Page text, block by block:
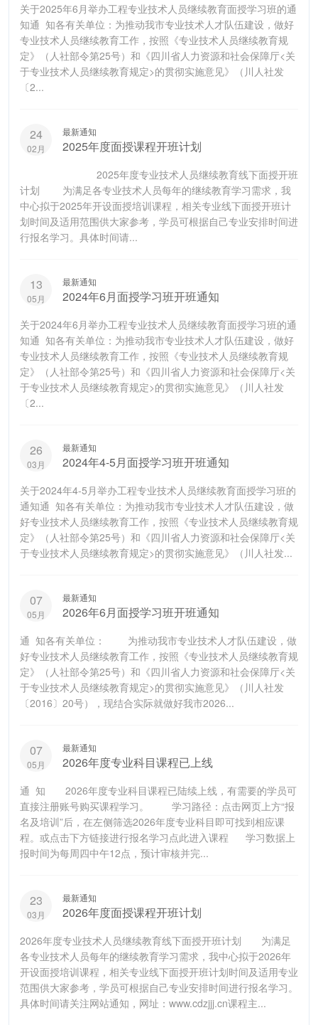
关于2025年6月举办工程专业技术人员继续教育面授学习班的通
知通 知各有关单位：为推动我市专业技术人才队伍建设，做好
专业技术人员继续教育工作，按照《专业技术人员继续教育规
定》（人社部令第25号）和《四川省人力资源和社会保障厅<关
于专业技术人员继续教育规定>的贯彻实施意见》（川人社发
〔2...
24
02月
最新通知
2025年度面授课程开班计划
2025年度专业技术人员继续教育线下面授开班
计划 为满足各专业技术人员每年的继续教育学习需求，我
中心拟于2025年开设面授培训课程，相关专业线下面授开班计
划时间及适用范围供大家参考，学员可根据自己专业安排时间进
行报名学习。具体时间请...
13
05月
最新通知
2024年6月面授学习班开班通知
关于2024年6月举办工程专业技术人员继续教育面授学习班的通
知通 知各有关单位：为推动我市专业技术人才队伍建设，做好
专业技术人员继续教育工作，按照《专业技术人员继续教育规
定》（人社部令第25号）和《四川省人力资源和社会保障厅<关
于专业技术人员继续教育规定>的贯彻实施意见》（川人社发
〔2...
26
03月
最新通知
2024年4-5月面授学习班开班通知
关于2024年4-5月举办工程专业技术人员继续教育面授学习班的
通知通 知各有关单位：为推动我市专业技术人才队伍建设，做
好专业技术人员继续教育工作，按照《专业技术人员继续教育规
定》（人社部令第25号）和《四川省人力资源和社会保障厅<关
于专业技术人员继续教育规定>的贯彻实施意见》（川人社发...
07
05月
最新通知
2026年6月面授学习班开班通知
通 知各有关单位： 为推动我市专业技术人才队伍建设，做
好专业技术人员继续教育工作，按照《专业技术人员继续教育规
定》（人社部令第25号）和《四川省人力资源和社会保障厅<关
于专业技术人员继续教育规定>的贯彻实施意见》（川人社发
〔2016〕20号），现结合实际就做好我市2026...
07
05月
最新通知
2026年度专业科目课程已上线
通 知 2026年度专业科目课程已陆续上线，有需要的学员可
直接注册账号购买课程学习。 学习路径：点击网页上方“报
名及培训”后，在左侧筛选2026年度专业科目即可找到相应课
程。或点击下方链接进行报名学习点此进入课程 学习数据上
报时间为每周四中午12点，预计审核并完...
23
03月
最新通知
2026年度面授课程开班计划
2026年度专业技术人员继续教育线下面授开班计划 为满足
各专业技术人员每年的继续教育学习需求，我中心拟于2026年
开设面授培训课程，相关专业线下面授开班计划时间及适用专业
范围供大家参考，学员可根据自己专业安排时间进行报名学习。
具体时间请关注网站通知，网址：www.cdzjjj.cn课程主...